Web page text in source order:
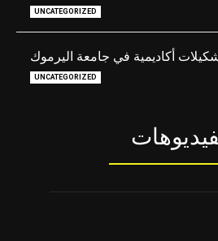
UNCATEGORIZED
أكاديمية في جامعة اليرموك
UNCATEGORIZED